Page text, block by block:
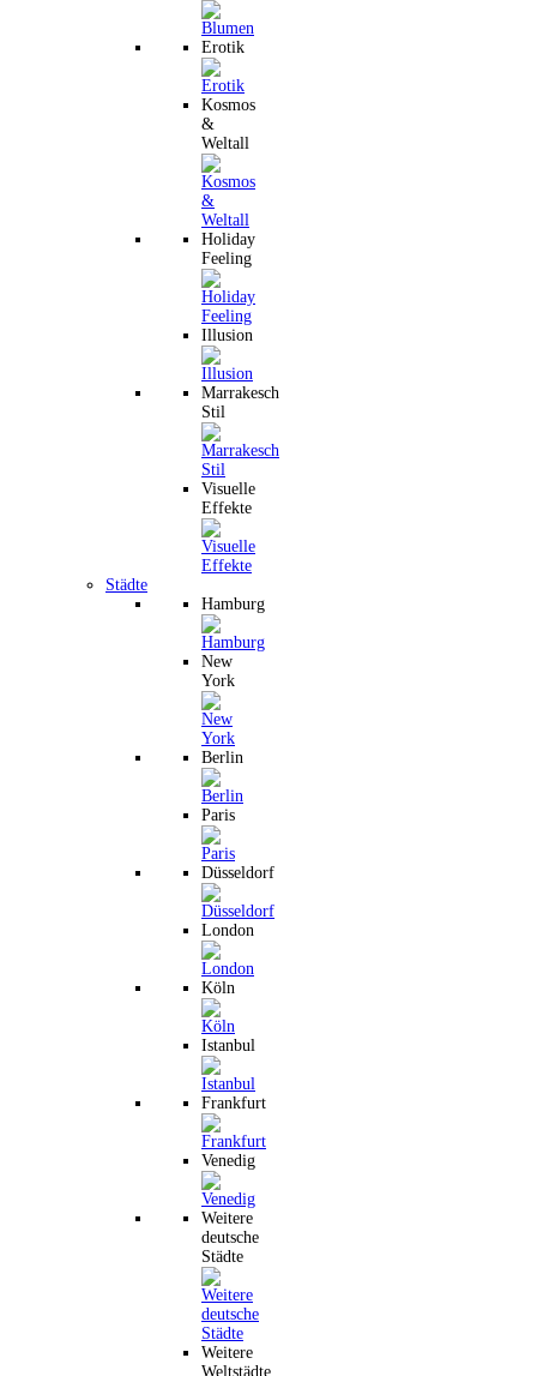
Erotik
Kosmos
&
Weltall
Holiday
Feeling
Illusion
Marrakesch
Stil
Visuelle
Effekte
Städte
Hamburg
New
York
Berlin
Paris
Düsseldorf
London
Köln
Istanbul
Frankfurt
Venedig
Weitere
deutsche
Städte
Weitere
Weltstädte